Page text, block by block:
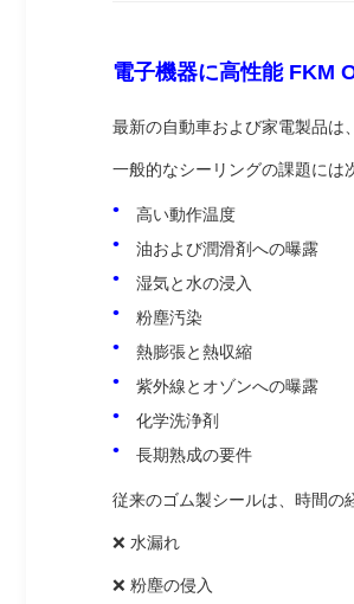
電子機器に高性能 FKM
最新の自動車および家電製品は
一般的なシーリングの課題には
高い動作温度
油および潤滑剤への曝露
湿気と水の浸入
粉塵汚染
熱膨張と熱収縮
紫外線とオゾンへの曝露
化学洗浄剤
長期熟成の要件
従来のゴム製シールは、時間の
❌ 水漏れ
❌ 粉塵の侵入